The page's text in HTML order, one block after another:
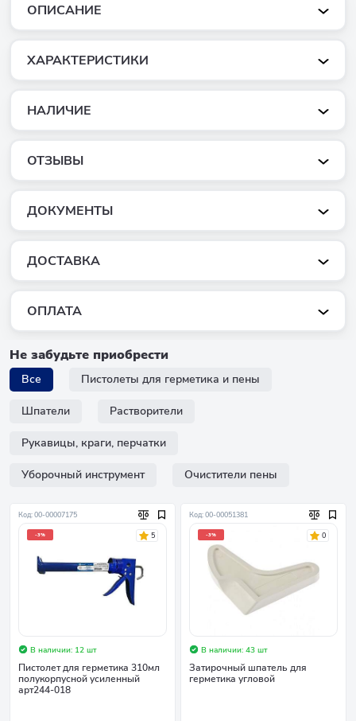
ОПИСАНИЕ
ХАРАКТЕРИСТИКИ
НАЛИЧИЕ
ОТЗЫВЫ
ДОКУМЕНТЫ
ДОСТАВКА
ОПЛАТА
Не забудьте приобрести
Все Пистолеты для герметика и пены
Шпатели Растворители
Рукавицы, краги, перчатки
Уборочный инструмент Очистители пены
Код: 00-00007175
-3% 5
В наличии: 12 шт
Пистолет для герметика 310мл
полукорпусной усиленный
арт244-018
Код: 00-00051381
-3% 0
В наличии: 43 шт
Затирочный шпатель для
герметика угловой